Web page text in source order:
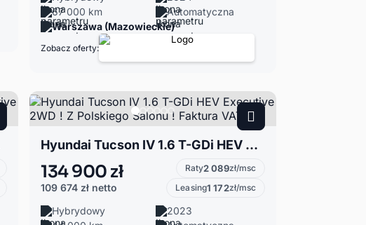
67 000 km
Automatyczna
Warszawa (Mazowieckie)
Zobacz oferty:
Hyundai Tucson IV 1.6 T-GDi HEV Executive 2WD ! Z Polskiego Salonu ! Faktura VAT !
134 900 zł
109 674 zł netto
Raty2 089zł/msc
Leasing1 172zł/msc
Hybrydowy
2023